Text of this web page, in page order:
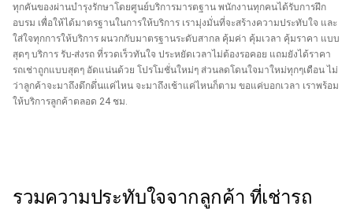
ทุกคันของผ่านบำรุงรักษาโดยศูนย์บริการมารตฐาน พนักงานทุกคนได้รับการฝึก
อบรม เพื่อให้ได้มาตรฐานในการให้บริการ เรามุ่งมั่นที่จะสร้างความประทับใจ และ
ใส่ใจทุกการให้บริการ ผนวกกับมาตรฐานระดับสากล คุ้มค่า คุ้มเวลา คุ้มราคา แบบ
สุดๆ บริการ รับ-ส่งรถ ที่รวดเร็วทันใจ ประหยัดเวลาไม่ต้องรอคอย แถมยังได้ราคา
รถเช่าถูกแบบสุดๆ อัดแน่นด้วย โปรโมชั่นใหม่ๆ ส่วนลดโดนใจมาใหม่ทุกๆเดือน ไม่
ว่าลูกค้าจะมาถึงดึกดึ่นแค่ไหน จะมาถึงเช้าแค่ไหนก็ตาม ขอแค่บอกเวลา เราพร้อม
ให้บริการลูกค้าตลอด 24 ชม.
รวมความประทับใจจากลูกค้า ที่เช่ารถ